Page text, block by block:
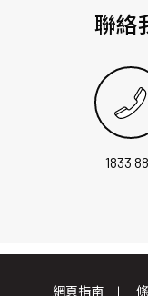
聯絡
1833
網頁指南